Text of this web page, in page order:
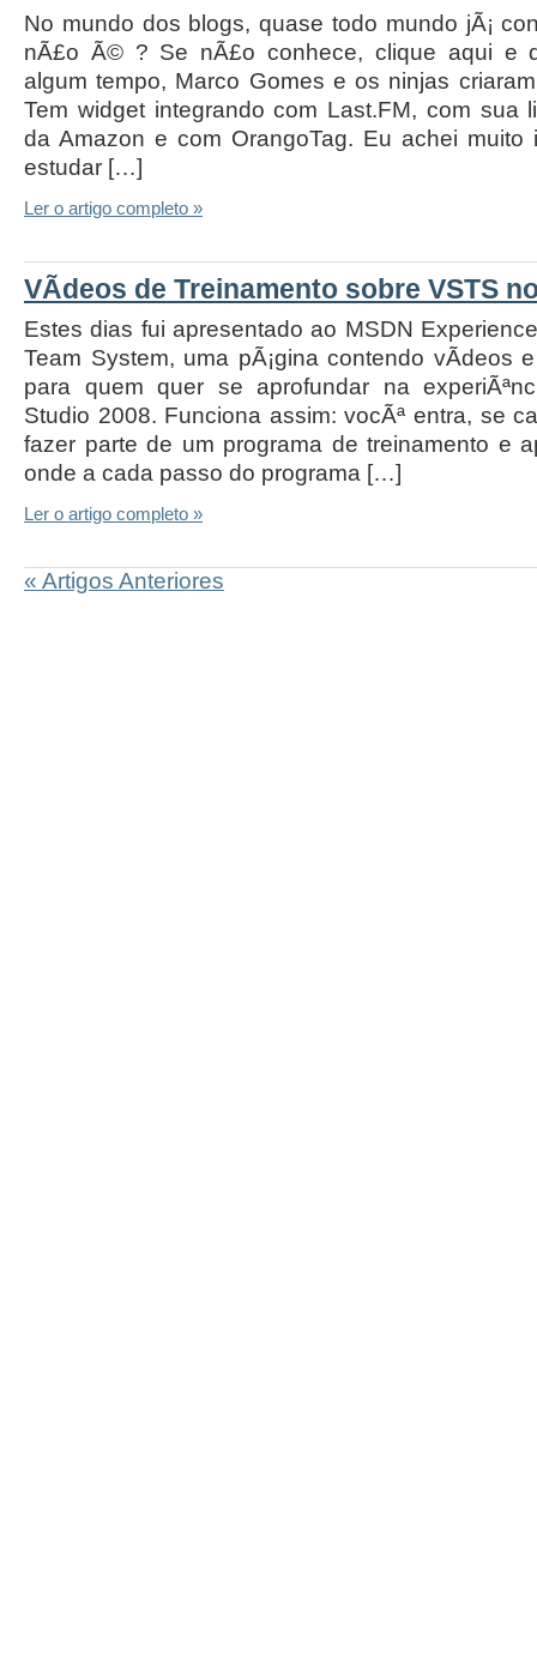
No mundo dos blogs, quase todo mundo jÃ¡
nÃ£o Ã© ? Se nÃ£o conhece, clique aqui e
algum tempo, Marco Gomes e os ninjas
Tem widget integrando com Last.FM, com sua
da Amazon e com OrangoTag. Eu achei muito
estudar […]
Ler o artigo completo »
VÃ­deos de Treinamento sobre VSTS
Estes dias fui apresentado ao MSDN
Team System, uma pÃ¡gina contendo vÃ­deos
para quem quer se aprofundar na
Studio 2008. Funciona assim: vocÃª entra, se
fazer parte de um programa de treinamento e
onde a cada passo do programa […]
Ler o artigo completo »
« Artigos Anteriores